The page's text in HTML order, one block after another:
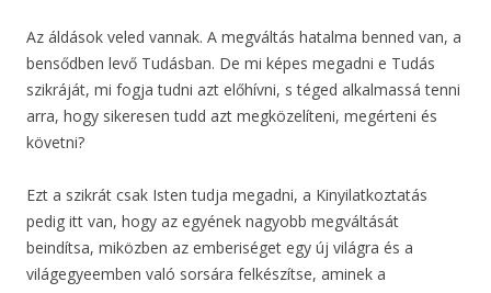
Az áldások veled vannak. A megváltás hatalma benned van, a
bensődben levő Tudásban. De mi képes megadni e Tudás
szikráját, mi fogja tudni azt előhívni, s téged alkalmassá tenni
arra, hogy sikeresen tudd azt megközelíteni, megérteni és
követni?
Ezt a szikrát csak Isten tudja megadni, a Kinyilatkoztatás
pedig itt van, hogy az egyének nagyobb megváltását
beindítsa, miközben az emberiséget egy új világra és a
világegyeemben való sorsára felkészítse, aminek a